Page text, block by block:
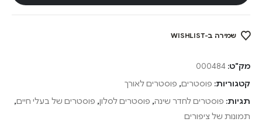
שמירה ב-WISHLIST
מק"ט: 000484
קטגוריות: פוסטרים, פוסטרים לאורך
תגיות: פוסטרים לחדר שינה, פוסטרים לסלון, פוסטרים של בעלי חיים,
תמונות של ציפורים